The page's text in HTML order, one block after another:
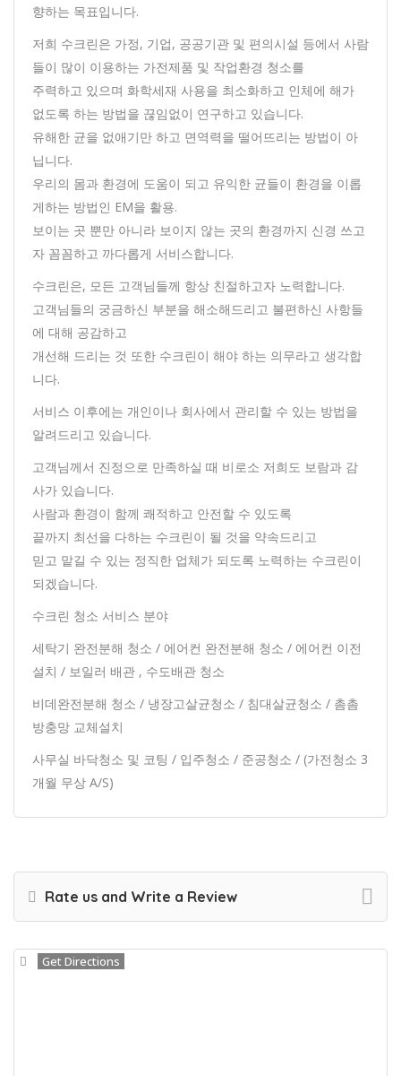
향하는 목표입니다.
저희 수크린은 가정, 기업, 공공기관 및 편의시설 등에서 사람
들이 많이 이용하는 가전제품 및 작업환경 청소를
주력하고 있으며 화학세재 사용을 최소화하고 인체에 해가
없도록 하는 방법을 끊임없이 연구하고 있습니다.
유해한 균을 없애기만 하고 면역력을 떨어뜨리는 방법이 아
닙니다.
우리의 몸과 환경에 도움이 되고 유익한 균들이 환경을 이롭
게하는 방법인 EM을 활용.
보이는 곳 뿐만 아니라 보이지 않는 곳의 환경까지 신경 쓰고
자 꼼꼼하고 까다롭게 서비스합니다.
수크린은, 모든 고객님들께 항상 친절하고자 노력합니다.
고객님들의 궁금하신 부분을 해소해드리고 불편하신 사항들
에 대해 공감하고
개선해 드리는 것 또한 수크린이 해야 하는 의무라고 생각합
니다.
서비스 이후에는 개인이나 회사에서 관리할 수 있는 방법을
알려드리고 있습니다.
고객님께서 진정으로 만족하실 때 비로소 저희도 보람과 감
사가 있습니다.
사람과 환경이 함께 쾌적하고 안전할 수 있도록
끝까지 최선을 다하는 수크린이 될 것을 약속드리고
믿고 맡길 수 있는 정직한 업체가 되도록 노력하는 수크린이
되겠습니다.
수크린 청소 서비스 분야
세탁기 완전분해 청소 / 에어컨 완전분해 청소 / 에어컨 이전
설치 / 보일러 배관 , 수도배관 청소
비데완전분해 청소 / 냉장고살균청소 / 침대살균청소 / 촘촘
방충망 교체설치
사무실 바닥청소 및 코팅 / 입주청소 / 준공청소 / (가전청소 3
개월 무상 A/S)
Rate us and Write a Review
Get Directions